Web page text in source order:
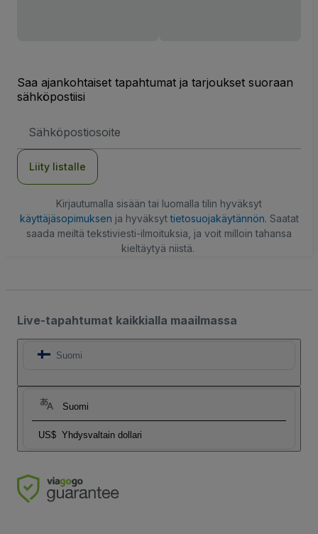
Saa ajankohtaiset tapahtumat ja tarjoukset suoraan
sähköpostiisi
Liity listalle
Kirjautumalla sisään tai luomalla tilin hyväksyt
käyttäjäsopimuksen ja hyväksyttietosuojakäytännön. Saatat
saada meiltä tekstiviesti-ilmoituksia, ja voit milloin tahansa
kieltäytyä niistä.
Live-tapahtumat kaikkialla maailmassa
Suomi
Suomi
US$ Yhdysvaltain dollari